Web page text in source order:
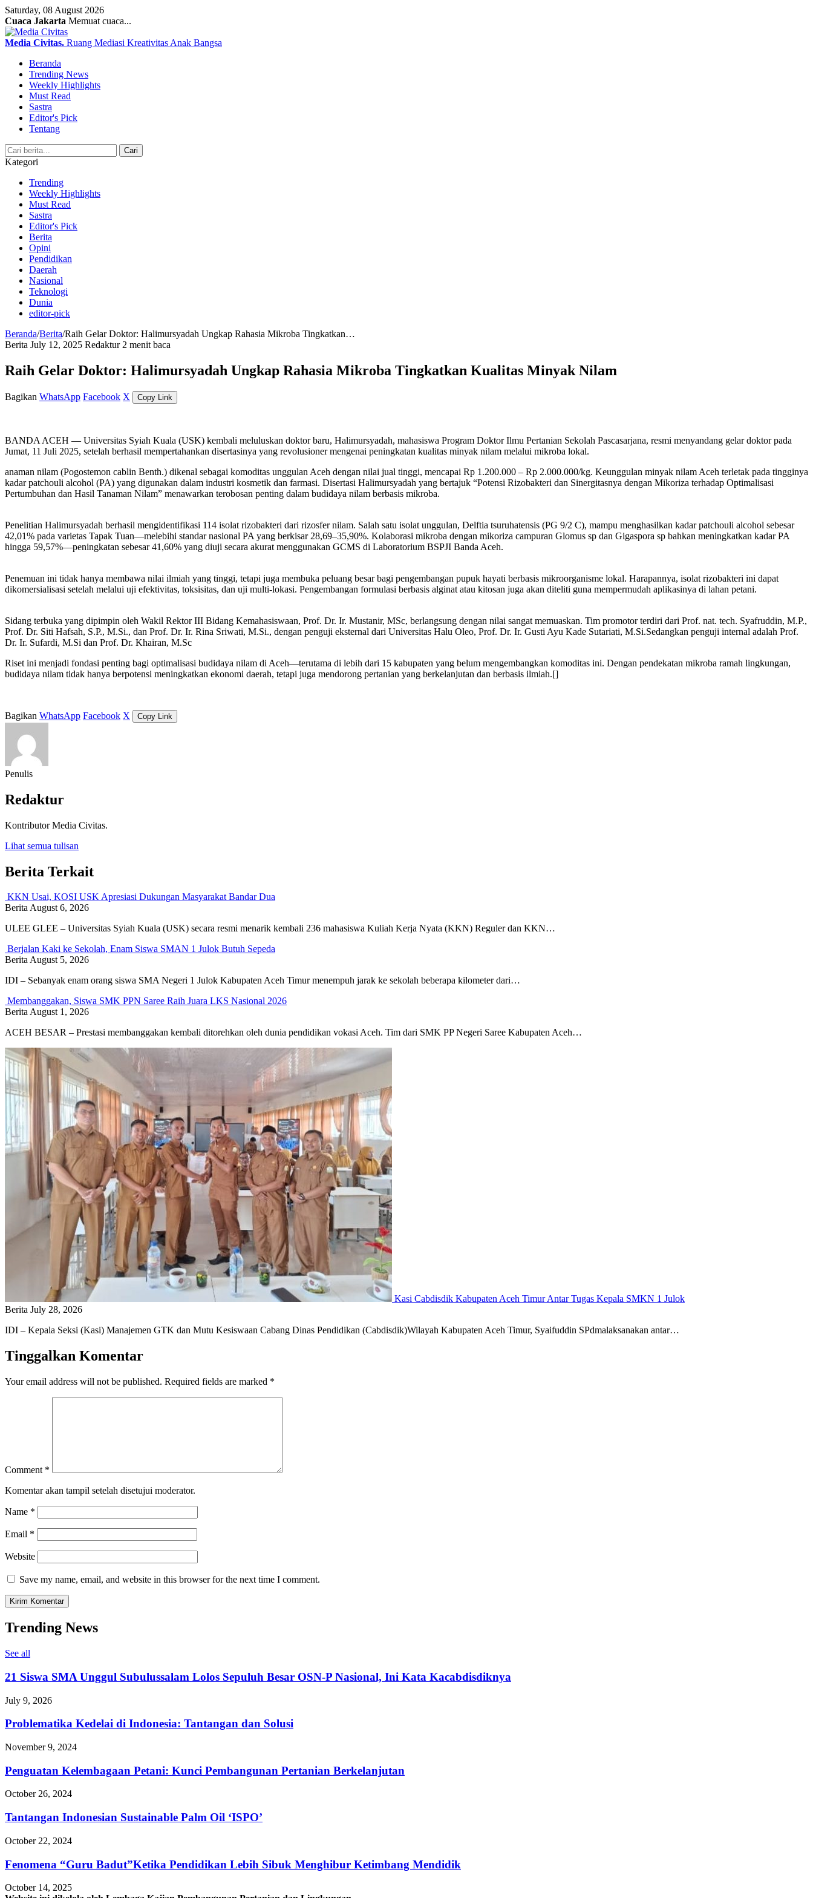
Saturday, 08 August 2026
Cuaca Jakarta Memuat cuaca...
Media Civitas. Ruang Mediasi Kreativitas Anak Bangsa
Beranda
Trending News
Weekly Highlights
Must Read
Sastra
Editor's Pick
Tentang
Search
Cari
Kategori
Trending
Weekly Highlights
Must Read
Sastra
Editor's Pick
Berita
Opini
Pendidikan
Daerah
Nasional
Teknologi
Dunia
editor-pick
Beranda/Berita/Raih Gelar Doktor: Halimursyadah Ungkap Rahasia Mikroba Tingkatkan…
Berita July 12, 2025 Redaktur 2 menit baca
Raih Gelar Doktor: Halimursyadah Ungkap Rahasia Mikroba Tingkatkan Kualitas Minyak Nilam
Bagikan WhatsApp Facebook X Copy Link
BANDA ACEH — Universitas Syiah Kuala (USK) kembali meluluskan doktor baru, Halimursyadah, mahasiswa Program Doktor Ilmu Pertanian Sekolah Pascasarjana, resmi menyandang gelar doktor pada
Jumat, 11 Juli 2025, setelah berhasil mempertahankan disertasinya yang revolusioner mengenai peningkatan kualitas minyak nilam melalui mikroba lokal.
anaman nilam (Pogostemon cablin Benth.) dikenal sebagai komoditas unggulan Aceh dengan nilai jual tinggi, mencapai Rp 1.200.000 – Rp 2.000.000/kg. Keunggulan minyak nilam Aceh terletak pada tingginya
kadar patchouli alcohol (PA) yang digunakan dalam industri kosmetik dan farmasi. Disertasi Halimursyadah yang bertajuk “Potensi Rizobakteri dan Sinergitasnya dengan Mikoriza terhadap Optimalisasi
Pertumbuhan dan Hasil Tanaman Nilam” menawarkan terobosan penting dalam budidaya nilam berbasis mikroba.
Penelitian Halimursyadah berhasil mengidentifikasi 114 isolat rizobakteri dari rizosfer nilam. Salah satu isolat unggulan, Delftia tsuruhatensis (PG 9/2 C), mampu menghasilkan kadar patchouli alcohol sebesar
42,01% pada varietas Tapak Tuan—melebihi standar nasional PA yang berkisar 28,69–35,90%. Kolaborasi mikroba dengan mikoriza campuran Glomus sp dan Gigaspora sp bahkan meningkatkan kadar PA
hingga 59,57%—peningkatan sebesar 41,60% yang diuji secara akurat menggunakan GCMS di Laboratorium BSPJI Banda Aceh.
Penemuan ini tidak hanya membawa nilai ilmiah yang tinggi, tetapi juga membuka peluang besar bagi pengembangan pupuk hayati berbasis mikroorganisme lokal. Harapannya, isolat rizobakteri ini dapat
dikomersialisasi setelah melalui uji efektivitas, toksisitas, dan uji multi-lokasi. Pengembangan formulasi berbasis alginat atau kitosan juga akan diteliti guna mempermudah aplikasinya di lahan petani.
Sidang terbuka yang dipimpin oleh Wakil Rektor III Bidang Kemahasiswaan, Prof. Dr. Ir. Mustanir, MSc, berlangsung dengan nilai sangat memuaskan. Tim promotor terdiri dari Prof. nat. tech. Syafruddin, M.P.,
Prof. Dr. Siti Hafsah, S.P., M.Si., dan Prof. Dr. Ir. Rina Sriwati, M.Si., dengan penguji eksternal dari Universitas Halu Oleo, Prof. Dr. Ir. Gusti Ayu Kade Sutariati, M.Si.Sedangkan penguji internal adalah Prof.
Dr. Ir. Sufardi, M.Si dan Prof. Dr. Khairan, M.Sc
Riset ini menjadi fondasi penting bagi optimalisasi budidaya nilam di Aceh—terutama di lebih dari 15 kabupaten yang belum mengembangkan komoditas ini. Dengan pendekatan mikroba ramah lingkungan,
budidaya nilam tidak hanya berpotensi meningkatkan ekonomi daerah, tetapi juga mendorong pertanian yang berkelanjutan dan berbasis ilmiah.[]
Bagikan WhatsApp Facebook X Copy Link
Penulis
Redaktur
Kontributor Media Civitas.
Lihat semua tulisan
Berita Terkait
KKN Usai, KOSI USK Apresiasi Dukungan Masyarakat Bandar Dua
BeritaAugust 6, 2026
ULEE GLEE – Universitas Syiah Kuala (USK) secara resmi menarik kembali 236 mahasiswa Kuliah Kerja Nyata (KKN) Reguler dan KKN…
Berjalan Kaki ke Sekolah, Enam Siswa SMAN 1 Julok Butuh Sepeda
BeritaAugust 5, 2026
IDI – Sebanyak enam orang siswa SMA Negeri 1 Julok Kabupaten Aceh Timur menempuh jarak ke sekolah beberapa kilometer dari…
Membanggakan, Siswa SMK PPN Saree Raih Juara LKS Nasional 2026
BeritaAugust 1, 2026
ACEH BESAR – Prestasi membanggakan kembali ditorehkan oleh dunia pendidikan vokasi Aceh. Tim dari SMK PP Negeri Saree Kabupaten Aceh…
Kasi Cabdisdik Kabupaten Aceh Timur Antar Tugas Kepala SMKN 1 Julok
Berita July 28, 2026
IDI – Kepala Seksi (Kasi) Manajemen GTK dan Mutu Kesiswaan Cabang Dinas Pendidikan (Cabdisdik)Wilayah Kabupaten Aceh Timur, Syaifuddin SPdmalaksanakan antar…
Tinggalkan Komentar
Your email address will not be published. Required fields are marked *
Comment *
Komentar akan tampil setelah disetujui moderator.
Name *
Email *
Website
Save my name, email, and website in this browser for the next time I comment.
Trending News
See all
21 Siswa SMA Unggul Subulussalam Lolos Sepuluh Besar OSN-P Nasional, Ini Kata Kacabdisdiknya
July 9, 2026
Problematika Kedelai di Indonesia: Tantangan dan Solusi
November 9, 2024
Penguatan Kelembagaan Petani: Kunci Pembangunan Pertanian Berkelanjutan
October 26, 2024
Tantangan Indonesian Sustainable Palm Oil ‘ISPO’
October 22, 2024
Fenomena “Guru Badut”Ketika Pendidikan Lebih Sibuk Menghibur Ketimbang Mendidik
October 14, 2025